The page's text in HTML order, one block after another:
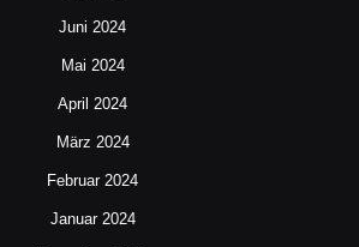
Juni 2024
Mai 2024
April 2024
März 2024
Februar 2024
Januar 2024